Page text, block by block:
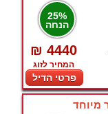
25%
הנחה
₪ 4440
המחיר לזוג
פרטי הדיל